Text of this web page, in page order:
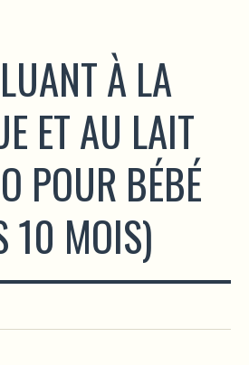
À LA
ET AU LAIT
POUR BÉBÉ
10 MOIS)